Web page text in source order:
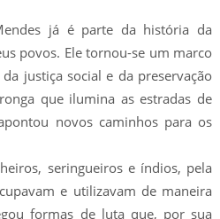
já é parte da história da
povos. Ele tornou-se um marco
justiça social e da preservação
que ilumina as estradas de
novos caminhos para os
seringueiros e índios, pela
e utilizavam de maneira
formas de luta que, por sua